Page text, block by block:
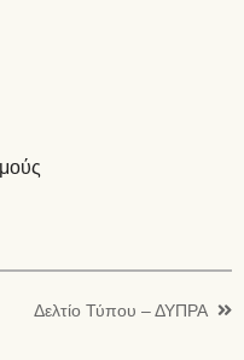
Βοΐου
Κοζάνης
Δελτίο Τύπου – ΔΥΠΡΑ